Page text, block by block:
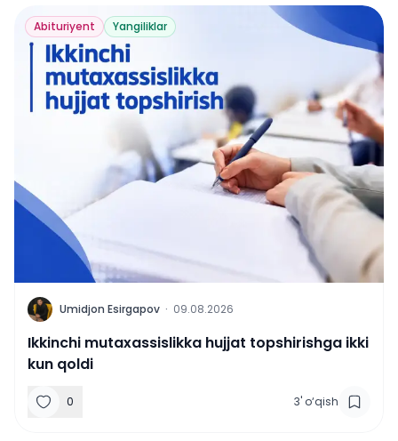
Abituriyent Yangiliklar
U Umidjon Esirgapov · 09.08.2026
Ikkinchi mutaxassislikka hujjat topshirishga ikki
kun qoldi
0 3' o‘qish